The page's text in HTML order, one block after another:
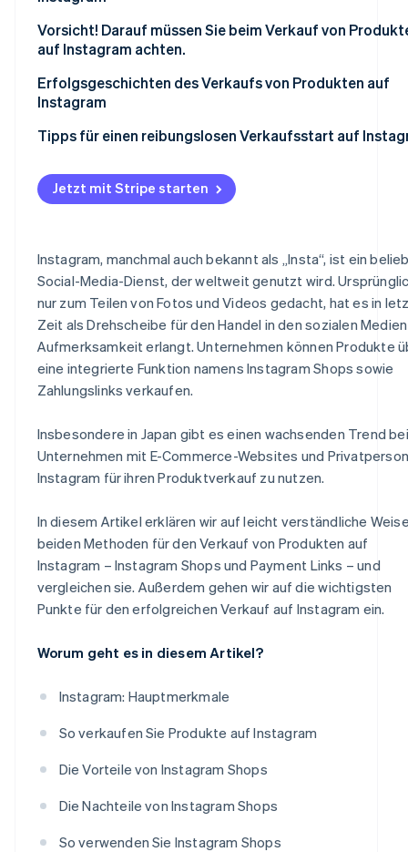
Es ist nicht leicht anpassbar
Attraktive Produktfotos posten
Produkt-Tags und Links erstellen, die leicht verständlich
sind
Hashtags und Beschreibungen verwenden, um die
erleichtern
Vorsicht! Darauf müssen Sie beim Verkauf von
auf Instagram achten.
Einhaltung der Konditionen und Richtlinien von
und Meta
Auf japanische Gesetze und Vorschriften achten
reagieren
Erfolgsgeschichten des Verkaufs von Produkten auf
Instagram
MUJI
BEAMS
Tipps für einen reibungslosen Verkaufsstart auf
Jetzt mit Stripe starten
Instagram, manchmal auch bekannt als „Insta“, ist ein
Social-Media-Dienst, der weltweit genutzt wird.
nur zum Teilen von Fotos und Videos gedacht, hat es in
Zeit als Drehscheibe für den Handel in den sozialen Medien
Aufmerksamkeit erlangt. Unternehmen können Produkte
eine integrierte Funktion namens Instagram Shops sowie
Zahlungslinks verkaufen.
Insbesondere in Japan gibt es einen wachsenden Trend bei
Unternehmen mit E-Commerce-Websites und
Instagram für ihren Produktverkauf zu nutzen.
In diesem Artikel erklären wir auf leicht verständliche
beiden Methoden für den Verkauf von Produkten auf
Instagram – Instagram Shops und Payment Links – und
vergleichen sie. Außerdem gehen wir auf die wichtigsten
Punkte für den erfolgreichen Verkauf auf Instagram ein.
Worum geht es in diesem Artikel?
Instagram: Hauptmerkmale
So verkaufen Sie Produkte auf Instagram
Die Vorteile von Instagram Shops
Die Nachteile von Instagram Shops
So verwenden Sie Instagram Shops